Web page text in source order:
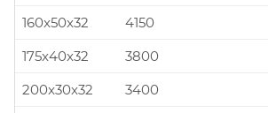
160x50x32
4150
175x40x32
3800
200x30x32
3400